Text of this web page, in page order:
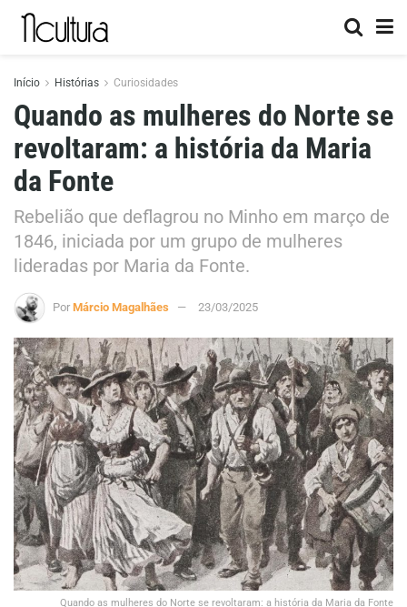
Início Histórias Curiosidades
Quando as mulheres do Norte se
revoltaram: a história da Maria
da Fonte
Rebelião que deflagrou no Minho em março de
1846, iniciada por um grupo de mulheres
lideradas por Maria da Fonte.
Por Márcio Magalhães 23/03/2025
Quando as mulheres do Norte se revoltaram: a história da Maria da Fonte